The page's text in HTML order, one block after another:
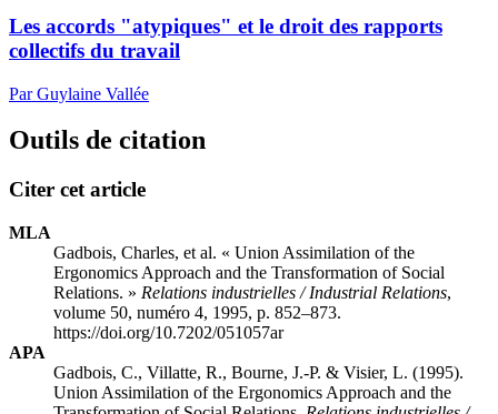
Les accords "atypiques" et le droit des rapports
collectifs du travail
Par Guylaine Vallée
Outils de citation
Citer cet article
MLA
Gadbois, Charles, et al. « Union Assimilation of the
Ergonomics Approach and the Transformation of Social
Relations. » Relations industrielles / Industrial Relations,
volume 50, numéro 4, 1995, p. 852–873.
https://doi.org/10.7202/051057ar
APA
Gadbois, C., Villatte, R., Bourne, J.-P. & Visier, L. (1995).
Union Assimilation of the Ergonomics Approach and the